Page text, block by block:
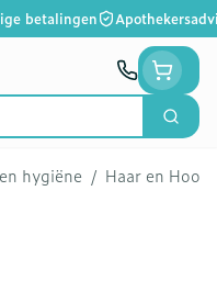
betalingen
Zoek
hygiëne / Haar en Hoofd